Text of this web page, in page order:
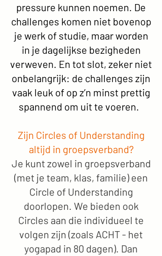
pressure kunnen noemen. De
challenges komen niet bovenop
je werk of studie, maar worden
in je dagelijkse bezigheden
verweven. En tot slot, zeker niet
onbelangrijk: de challenges zijn
vaak leuk of op z’n minst prettig
spannend om uit te voeren.
Zijn Circles of Understanding
altijd in groepsverband?
Je kunt zowel in groepsverband
(met je team, klas, familie) een
Circle of Understanding
doorlopen. We bieden ook
Circles aan die individueel te
volgen zijn (zoals ACHT - het
yogapad in 80 dagen). Dan